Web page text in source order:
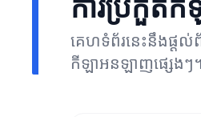
គេហទំព័រនេះនឹងផ្តល់
កីឡាអនឡាញផ្សេងៗ។